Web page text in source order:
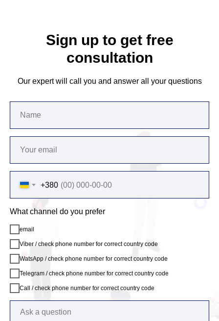
Sign up to get free
consultation
Our expert will call you and answer all your questions
+380
What channel do you prefer
email
Viber / check phone number for correct country code
WatsApp / check phone number for correct country code
Telegram / check phone number for correct country code
Call / check phone number for correct country code